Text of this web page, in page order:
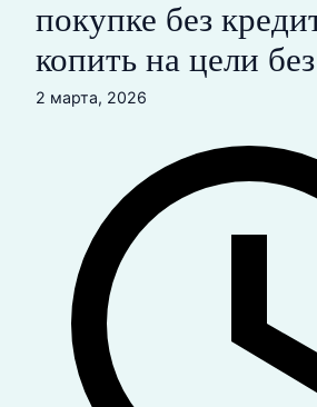
покупке без
копить на цели
2 марта, 2026